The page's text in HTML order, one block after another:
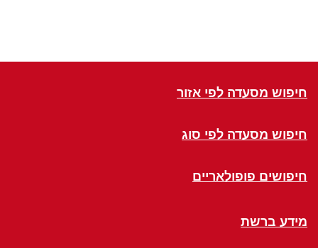
חיפוש מסעדה לפי אזור
חיפוש מסעדה לפי סוג
חיפושים פופולאריים
מידע ברשת